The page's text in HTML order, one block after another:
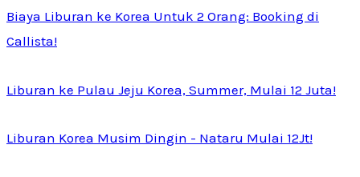
Biaya Liburan ke Korea Untuk 2 Orang: Booking di
Callista!
Liburan ke Pulau Jeju Korea, Summer, Mulai 12 Juta!
Liburan Korea Musim Dingin - Nataru Mulai 12Jt!